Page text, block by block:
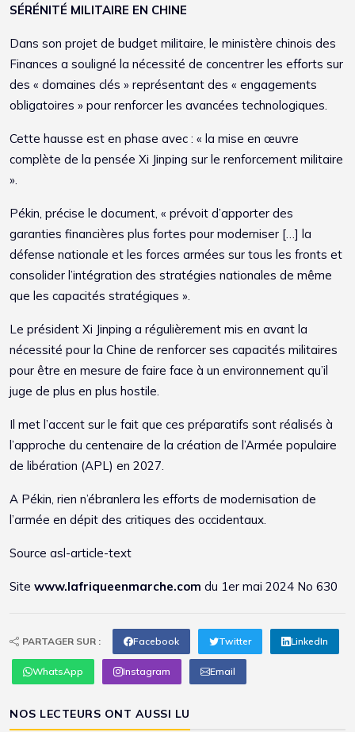
SÉRÉNITÉ MILITAIRE EN CHINE
Dans son projet de budget militaire, le ministère chinois des
Finances a souligné la nécessité de concentrer les efforts sur
des « domaines clés » représentant des « engagements
obligatoires » pour renforcer les avancées technologiques.
Cette hausse est en phase avec : « la mise en œuvre
complète de la pensée Xi Jinping sur le renforcement militaire
».
Pékin, précise le document, « prévoit d’apporter des
garanties financières plus fortes pour moderniser […] la
défense nationale et les forces armées sur tous les fronts et
consolider l’intégration des stratégies nationales de même
que les capacités stratégiques ».
Le président Xi Jinping a régulièrement mis en avant la
nécessité pour la Chine de renforcer ses capacités militaires
pour être en mesure de faire face à un environnement qu’il
juge de plus en plus hostile.
Il met l’accent sur le fait que ces préparatifs sont réalisés à
l’approche du centenaire de la création de l’Armée populaire
de libération (APL) en 2027.
A Pékin, rien n’ébranlera les efforts de modernisation de
l’armée en dépit des critiques des occidentaux.
Source asl-article-text
Site www.lafriqueenmarche.com du 1er mai 2024 No 630
PARTAGER SUR : Facebook Twitter LinkedIn
WhatsApp Instagram Email
NOS LECTEURS ONT AUSSI LU